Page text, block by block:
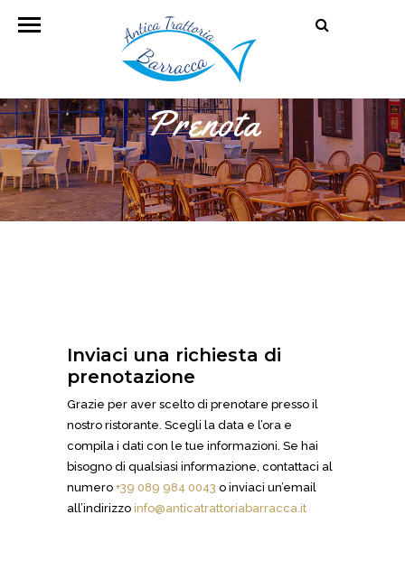
Prenota
Inviaci una richiesta di
prenotazione
Grazie per aver scelto di prenotare presso il
nostro ristorante. Scegli la data e l’ora e
compila i dati con le tue informazioni. Se hai
bisogno di qualsiasi informazione, contattaci al
numero +39 089 984 0043 o inviaci un’email
all’indirizzo info@anticatrattoriabarracca.it